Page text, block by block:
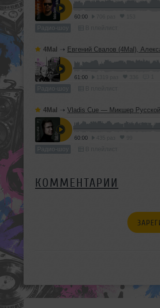
60:00
Радио-шоу
4Mal ➝ Евгений Свалов (4Mal), Александр
61:00
Радио-шоу
4Mal ➝ Vladis Cue — Микшер Русской кибернетики 458 с
60:00
Радио-шоу
КОММЕНТАРИИ